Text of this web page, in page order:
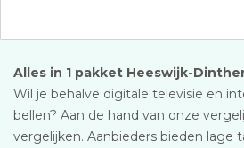
Alles in 1 pakket Heeswijk-
Wil je behalve digitale televisie en
bellen? Aan de hand van onze
vergelijken. Aanbieders bieden lage